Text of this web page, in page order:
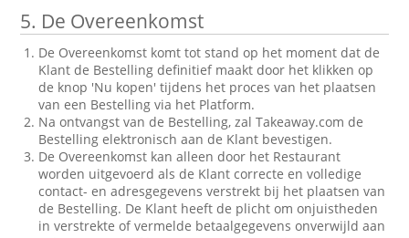
5. De Overeenkomst
De Overeenkomst komt tot stand op het moment dat de
Klant de Bestelling definitief maakt door het klikken op
de knop 'Nu kopen' tijdens het proces van het plaatsen
van een Bestelling via het Platform.
Na ontvangst van de Bestelling, zal Takeaway.com de
Bestelling elektronisch aan de Klant bevestigen.
De Overeenkomst kan alleen door het Restaurant
worden uitgevoerd als de Klant correcte en volledige
contact- en adresgegevens verstrekt bij het plaatsen van
de Bestelling. De Klant heeft de plicht om onjuistheden
in verstrekte of vermelde betaalgegevens onverwijld aan